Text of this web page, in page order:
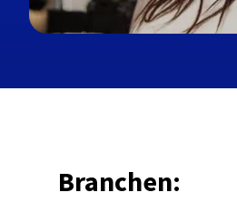
Branchen: